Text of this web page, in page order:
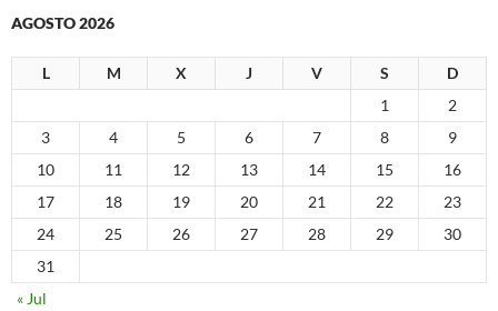
AGOSTO 2026
L M X J V S
D
1
2
3
4 5 6 7 8
9
10
11 12 13 14 15
16
17
18 19 20 21 22
23
24
25 26 27 28 29
30
31
« Jul